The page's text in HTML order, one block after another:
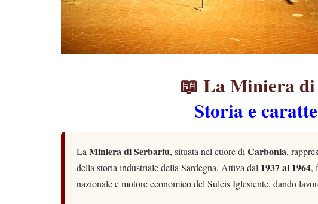
📖 La Miniera
Storia e
La Miniera di Serbariu, situata nel cuore di Carbonia,
della storia industriale della Sardegna. Attiva dal 1937 al 1964,
nazionale e motore economico del Sulcis Iglesiente, dando